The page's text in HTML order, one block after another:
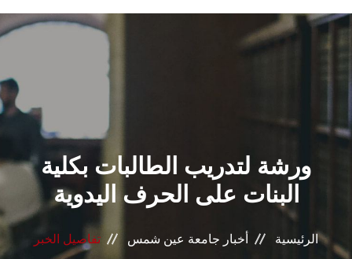
الرئيسيـة
عن الجامعة
القطاعـات
الشئون الأكاديمية
البحث العلمي
الرعاية الصحية
ورشة لتدريب الطالبات بكلية
البنات على الحرف اليدوية
الرئيسية أخبار جامعة عين شمس تفاصيل الخبر